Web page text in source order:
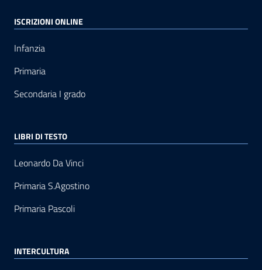
ISCRIZIONI ONLINE
Infanzia
Primaria
Secondaria I grado
LIBRI DI TESTO
Leonardo Da Vinci
Primaria S.Agostino
Primaria Pascoli
INTERCULTURA